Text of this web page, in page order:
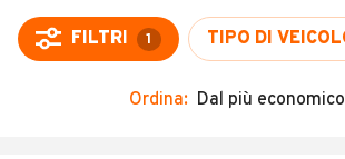
Auto Km 0
Auto Nuove
Noleggio a lungo termine
ACCEDI
Ordina: Dal più economico